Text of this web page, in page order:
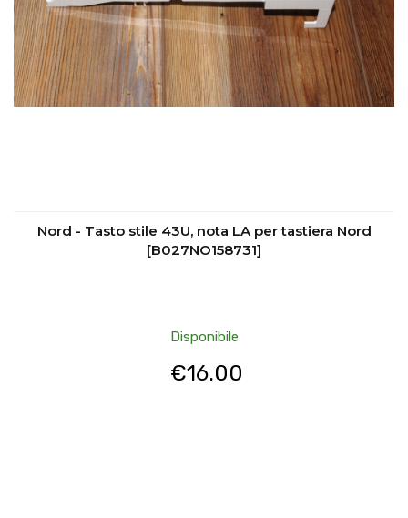
Nord - Tasto stile 43U, nota LA per tastiera Nord
[B027NO158731]
Disponibile
€16.00